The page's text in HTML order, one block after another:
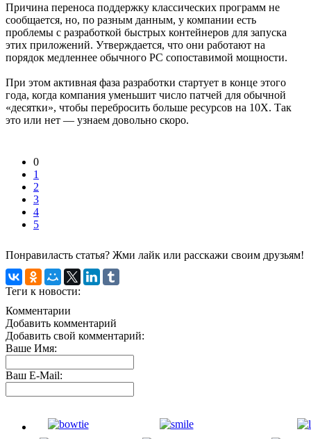
Причина переноса поддержку классических программ не
сообщается, но, по разным данным, у компании есть
проблемы с разработкой быстрых контейнеров для запуска
этих приложений. Утверждается, что они работают на
порядок медленнее обычного PC сопоставимой мощности.
При этом активная фаза разработки стартует в конце этого
года, когда компания уменьшит число патчей для обычной
«десятки», чтобы перебросить больше ресурсов на 10X. Так
это или нет — узнаем довольно скоро.
0
1
2
3
4
5
Понравиласть статья? Жми лайк или расскажи своим друзьям!
Теги к новости:
Комментарии
Добавить комментарий
Добавить свой комментарий:
Ваше Имя:
Ваш E-Mail: